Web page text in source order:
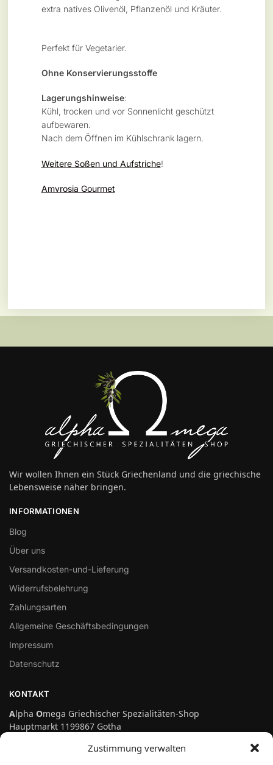
Zustimmung verwalten
extra natives Olivenöl, Pflanzenöl und Kräuter.
Perfekt für Vegetarier.
Ohne Konservierungsstoffe
Lagerungshinweise:
Kühl, trocken und vor Sonnenlicht geschützt
aufbewaren.
Nach dem Öffnen im Kühlschrank lagern.
Weitere Soßen und Aufstriche!
Amvrosia Gourmet
Wir wollen Ihnen ein Stück Griechenland und die griechische
Lebensweise näher bringen.
INFORMATIONEN
Blog
Über uns
Versandkosten-und-Lieferung
Widerrufsbelehrung
Zahlungsarten
Allgemeine Geschäftsbedingungen
Impressum
Datenschutz
KONTAKT
Alpha Omega Griechischer Spezialitäten-Shop
Hauptmarkt 1199867 Gotha
info@genuss-auf-griechisch.de